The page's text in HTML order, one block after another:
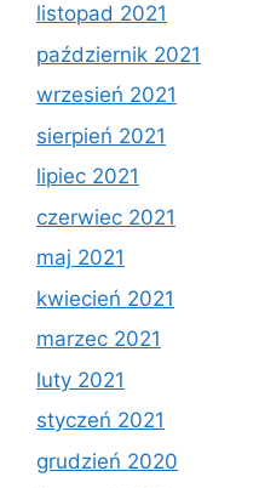
listopad 2021
październik 2021
wrzesień 2021
sierpień 2021
lipiec 2021
czerwiec 2021
maj 2021
kwiecień 2021
marzec 2021
luty 2021
styczeń 2021
grudzień 2020